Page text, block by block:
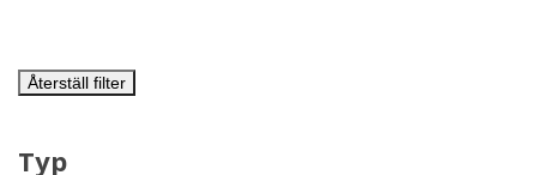
Återställ filter
Typ